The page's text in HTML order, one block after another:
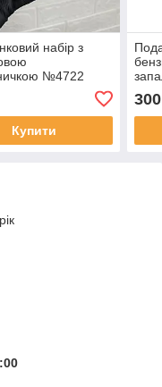
набір з
№4722
Купити
300